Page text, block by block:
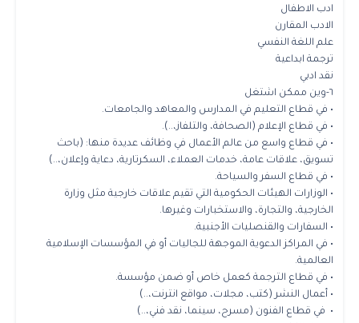
ادب الاطفال
الادب المقارن
علم اللغة النفسي
ترجمة ابداعية
نقد ادبي
٦-وين ممكن اشتغل
• في قطاع التعليم في المدارس والمعاهد والجامعات.
• في قطاع الإعلام (الصحافة، والتلفاز،..).
• في قطاع واسع من عالم الأعمال في وظائف عديدة منها: (باحث
تسويق، علاقات عامة، خدمات العملاء، السكرتارية، دعاية وإعلان،..)
• في قطاع السفر والسياحة.
• الوزارات الهيئات الحكومية التي تقيم علاقات خارجية مثل وزارة
الخارجية، والتجارة، والاستخبارات وغيرها.
• السفارات والقنصليات الأجنبية.
• في المراكز الدعوية الموجهة للجاليات أو في المؤسسات الإسلامية
العالمية.
• في قطاع الترجمة كعمل خاص أو ضمن مؤسسة.
• أعمال النشر (كتب، مجلات، مواقع انترنت،..)
• في قطاع الفنون (مسرح، سينما، نقد فني،..)